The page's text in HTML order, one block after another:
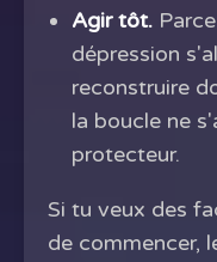
Agir tôt.
dépression
reconstruire
la boucle ne
protecteur.
Si tu veux des
de commencer,